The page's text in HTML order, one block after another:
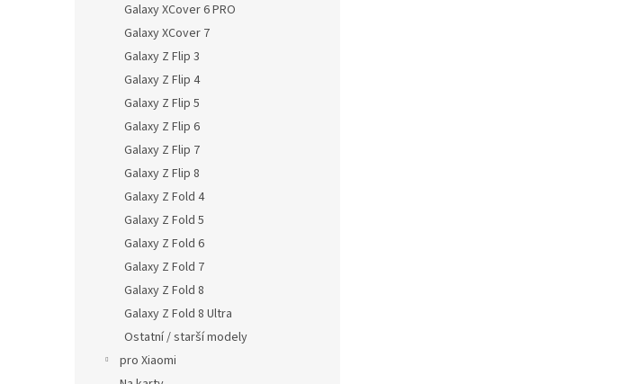
Galaxy XCover 6 PRO
Galaxy XCover 7
Galaxy Z Flip 3
Galaxy Z Flip 4
Galaxy Z Flip 5
Galaxy Z Flip 6
Galaxy Z Flip 7
Galaxy Z Flip 8
Galaxy Z Fold 4
Galaxy Z Fold 5
Galaxy Z Fold 6
Galaxy Z Fold 7
Galaxy Z Fold 8
Galaxy Z Fold 8 Ultra
Ostatní / starší modely
pro Xiaomi